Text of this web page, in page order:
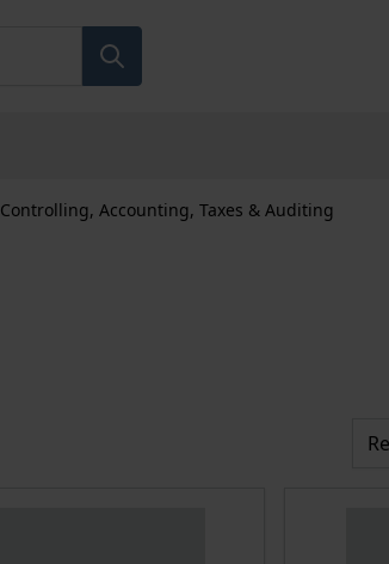
Controlling, Accounting, Taxes & Auditing